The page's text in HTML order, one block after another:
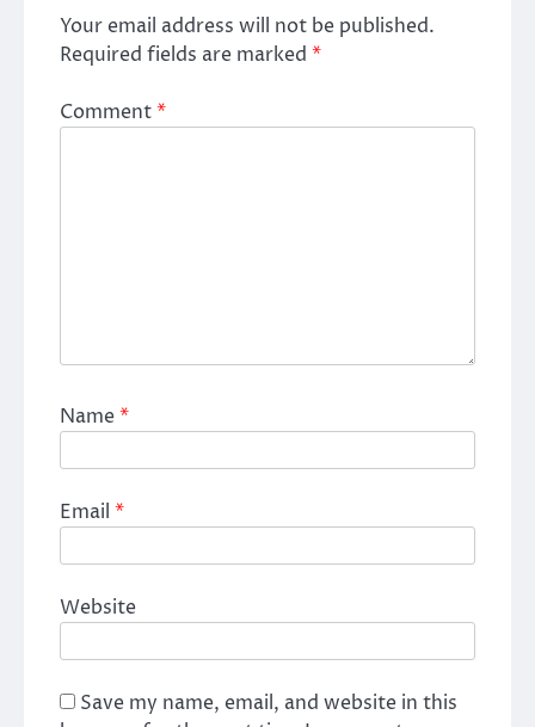
Your email address will not be published.
Required fields are marked *
Comment*
Name*
Email *
Website
Save my name, email, and website in this